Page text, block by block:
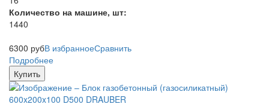
Количество на машине, шт:
1440
6300 рубВ избранноеСравнить
Подробнее
Купить